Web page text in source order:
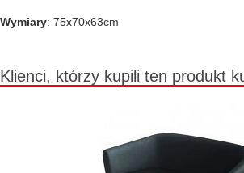
Wymiary: 75x70x63cm
Klienci, którzy kupili ten produkt